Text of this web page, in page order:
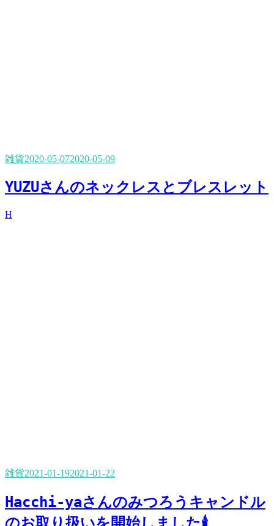
雑貨2020-05-072020-05-09
YUZUさんのネックレスとブレスレット
H
雑貨2021-01-192021-01-22
Hacchi-yaさんのみつろうキャンドル